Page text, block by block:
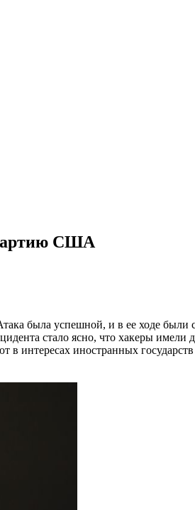
США
была успешной, и в ее ходе были
стало ясно, что хакеры имели
интересах иностранных